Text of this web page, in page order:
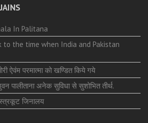
In Palitana
to the time when India and Pakistan
ऐवंम परमात्मा को खण्डित किये गये
पालीताना अनेक सुविधा से सुशोभित तीर्थ.
जिनालय